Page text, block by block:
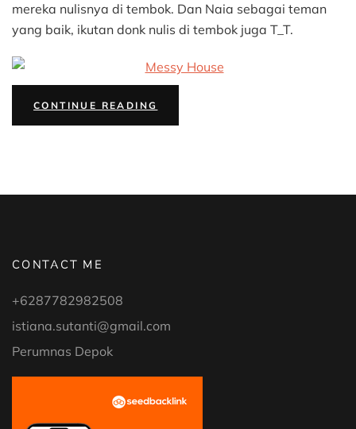
mereka nulisnya di tembok. Dan Naia sebagai teman
yang baik, ikutan donk nulis di tembok juga T_T.
CONTINUE READINGRUMAH
CONTACT ME
+6287782982508
istiana.sutanti@gmail.com
Perumnas Depok